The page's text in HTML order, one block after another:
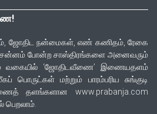
ஜோதிட நன்மைகள், எண் கணிதம், ரேகை
போன்ற சாஸ்திரங்களை அனைவரும்
வகையில் ‘ஜோதிடவீணை’ இணையதளம்
பொருட்கள் மற்றும் பாரம்பரிய சுங்குடி
தளங்களான www.prabanja.com
பெறலாம்.